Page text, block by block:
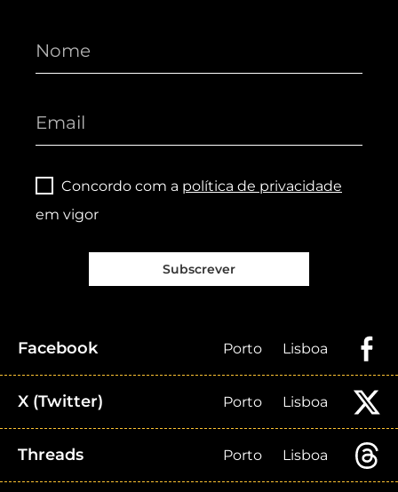
Concordo com a política de privacidade
em vigor
Subscrever
Facebook Porto Lisboa
X (Twitter) Porto Lisboa
Threads Porto Lisboa